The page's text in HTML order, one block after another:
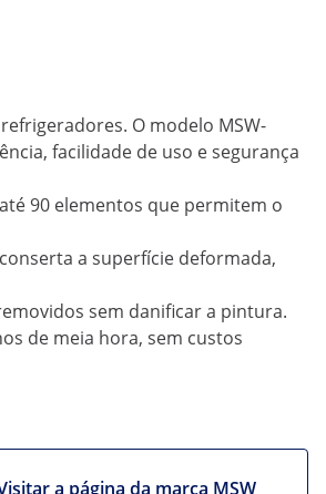
O modelo MSW-
facilidade de uso e segurança
90 elementos que permitem o
a superfície deformada,
sem danificar a pintura.
de meia hora, sem custos
a página da marca MSW